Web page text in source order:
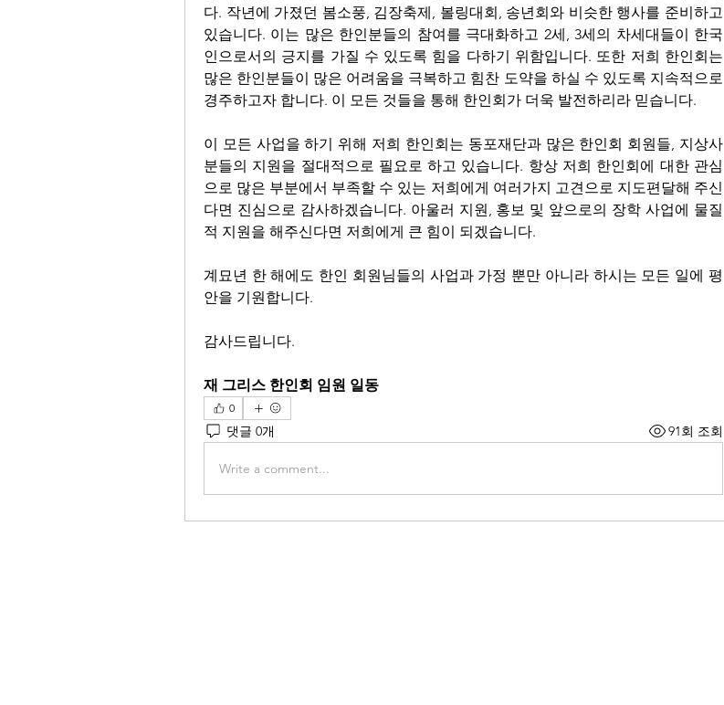
다. 작년에 가졌던 봄소풍, 김장축제, 볼링대회, 송년회와 비슷한 행사를 준비하고
있습니다. 이는 많은 한인분들의 참여를 극대화하고 2세, 3세의 차세대들이 한국
인으로서의 긍지를 가질 수 있도록 힘을 다하기 위함입니다. 또한 저희 한인회는
많은 한인분들이 많은 어려움을 극복하고 힘찬 도약을 하실 수 있도록 지속적으로
경주하고자 합니다. 이 모든 것들을 통해 한인회가 더욱 발전하리라 믿습니다.
이 모든 사업을 하기 위해 저희 한인회는 동포재단과 많은 한인회 회원들, 지상사
분들의 지원을 절대적으로 필요로 하고 있습니다. 항상 저희 한인회에 대한 관심
으로 많은 부분에서 부족할 수 있는 저희에게 여러가지 고견으로 지도편달해 주신
다면 진심으로 감사하겠습니다. 아울러 지원, 홍보 및 앞으로의 장학 사업에 물질
적 지원을 해주신다면 저희에게 큰 힘이 되겠습니다.
계묘년 한 해에도 한인 회원님들의 사업과 가정 뿐만 아니라 하시는 모든 일에 평
안을 기원합니다.
감사드립니다.
재 그리스 한인회 임원 일동
0
댓글 0개 91회 조회
Write a comment...